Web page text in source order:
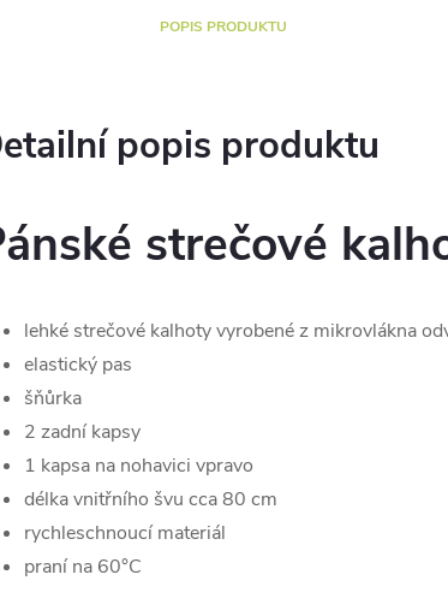
POPIS PRODUKTU
popis produktu
strečové
lehké strečové kalhoty vyrobené z mikrovlákna
elastický pas
šňůrka
2 zadní kapsy
1 kapsa na nohavici vpravo
délka vnitřního švu cca 80 cm
rychleschnoucí materiál
praní na 60°C